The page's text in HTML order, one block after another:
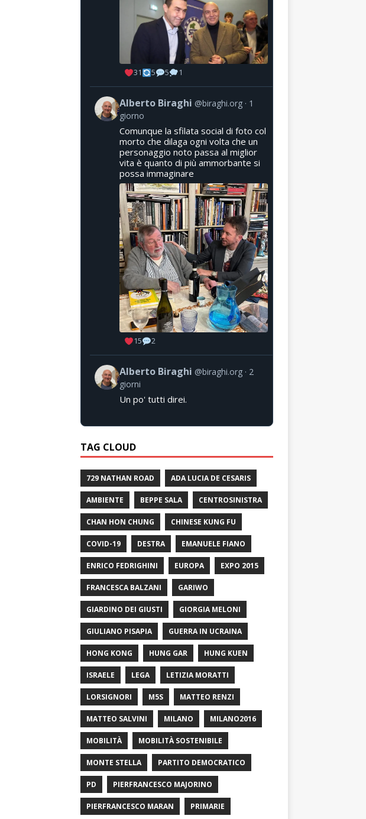
31 5 5 1
Alberto Biraghi @biraghi.org
1
giorno
Comunque la sfilata social di foto col
morto che dilaga ogni volta che un
personaggio noto passa al miglior
vita è quanto di più ammorbante si
possa immaginare
15 2
Alberto Biraghi @biraghi.org
2
giorni
Un po' tutti direi.
TAG CLOUD
729 NATHAN ROAD ADA LUCIA DE CESARIS
AMBIENTE BEPPE SALA CENTROSINISTRA
CHAN HON CHUNG CHINESE KUNG FU
COVID-19 DESTRA EMANUELE FIANO
ENRICO FEDRIGHINI EUROPA EXPO 2015
FRANCESCA BALZANI GARIWO
GIARDINO DEI GIUSTI GIORGIA MELONI
GIULIANO PISAPIA GUERRA IN UCRAINA
HONG KONG HUNG GAR HUNG KUEN
ISRAELE LEGA LETIZIA MORATTI
LORSIGNORI M5S MATTEO RENZI
MATTEO SALVINI MILANO MILANO2016
MOBILITÀ MOBILITÀ SOSTENIBILE
MONTE STELLA PARTITO DEMOCRATICO
PD PIERFRANCESCO MAJORINO
PIERFRANCESCO MARAN PRIMARIE